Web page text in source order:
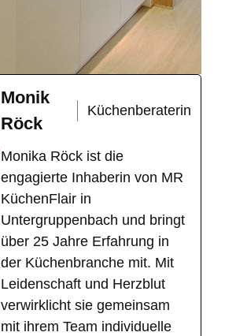
Monik
Röck
Küchenberaterin
Monika Röck ist die
engagierte Inhaberin von MR
KüchenFlair in
Untergruppenbach und bringt
über 25 Jahre Erfahrung in
der Küchenbranche mit. Mit
Leidenschaft und Herzblut
verwirklicht sie gemeinsam
mit ihrem Team individuelle